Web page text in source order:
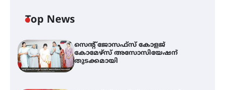
Top News
സെന്റ് ജോസഫ്സ് കോളജ്
കോമേഴ്‌സ് അസോസിയേഷന്
തുടക്കമായി